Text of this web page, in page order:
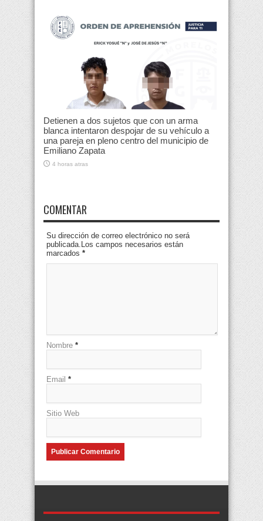
Detienen a dos sujetos que con un arma
blanca intentaron despojar de su vehículo a
una pareja en pleno centro del municipio de
Emiliano Zapata
4 horas atras
COMENTAR
Su dirección de correo electrónico no será
publicada.Los campos necesarios están
marcados *
Nombre *
Email *
Sitio Web